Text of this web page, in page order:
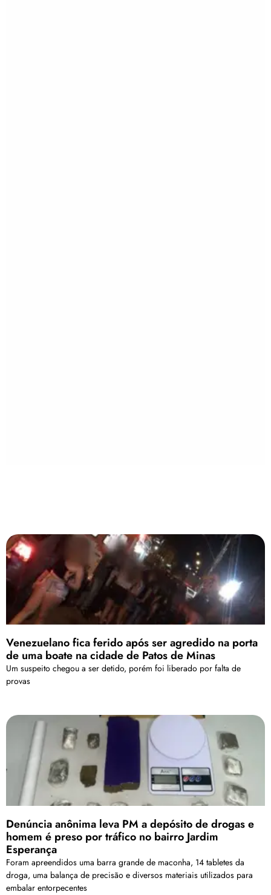
Venezuelano fica ferido após ser agredido na porta
de uma boate na cidade de Patos de Minas
Um suspeito chegou a ser detido, porém foi liberado por falta de
provas
Denúncia anônima leva PM a depósito de drogas e
homem é preso por tráfico no bairro Jardim
Esperança
Foram apreendidos uma barra grande de maconha, 14 tabletes da
droga, uma balança de precisão e diversos materiais utilizados para
embalar entorpecentes